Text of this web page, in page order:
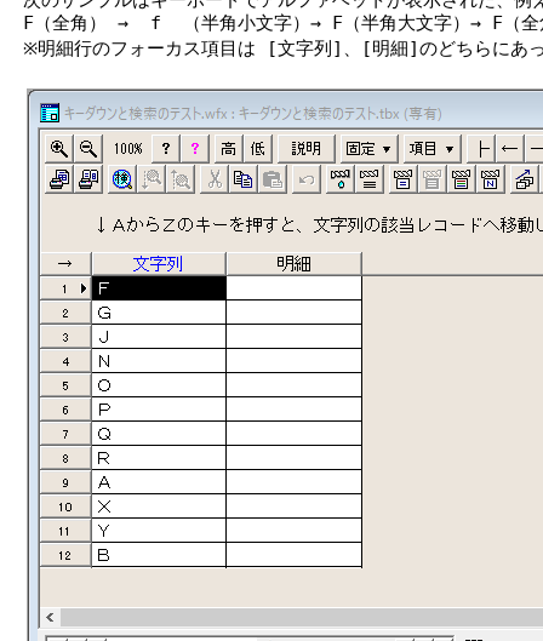
F（全角） → f （半角小文字）→ F（半角大文字）→ F（全
※明細行のフォーカス項目は [文字列]、[明細]のどちらにあ